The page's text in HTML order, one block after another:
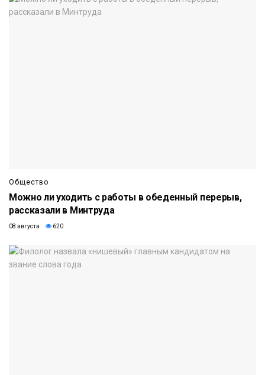
Общество
Можно ли уходить с работы в обеденный перерыв,
рассказали в Минтруда
08 августа 620